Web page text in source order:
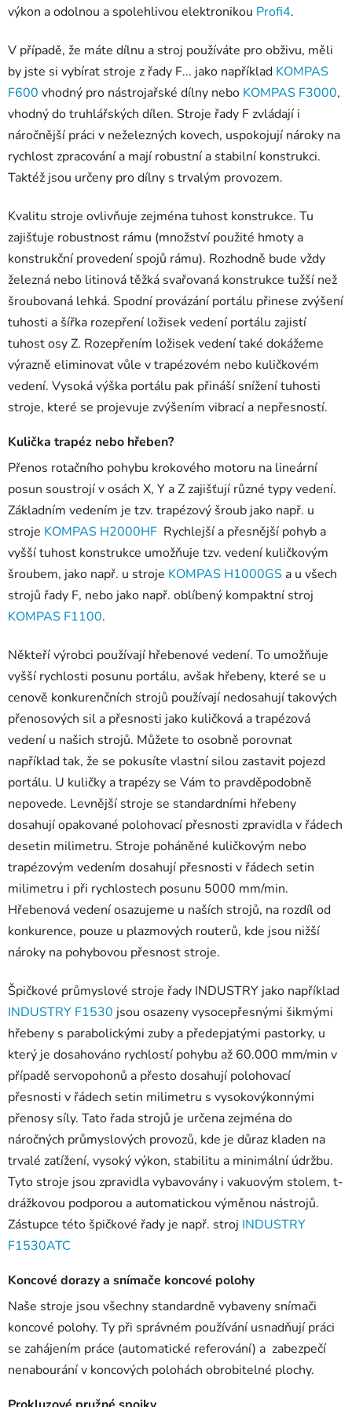
výkon a odolnou a spolehlivou elektronikou Profi4.
V případě, že máte dílnu a stroj používáte pro obživu, měli
by jste si vybírat stroje z řady F... jako například KOMPAS
F600 vhodný pro nástrojařské dílny nebo KOMPAS F3000,
vhodný do truhlářských dílen. Stroje řady F zvládají i
náročnější práci v neželezných kovech, uspokojují nároky na
rychlost zpracování a mají robustní a stabilní konstrukci.
Taktéž jsou určeny pro dílny s trvalým provozem.
Kvalitu stroje ovlivňuje zejména tuhost konstrukce. Tu
zajišťuje robustnost rámu (množství použité hmoty a
konstrukční provedení spojů rámu). Rozhodně bude vždy
železná nebo litinová těžká svařovaná konstrukce tužší než
šroubovaná lehká. Spodní provázání portálu přinese zvýšení
tuhosti a šířka rozepření ložisek vedení portálu zajistí
tuhost osy Z. Rozepřením ložisek vedení také dokážeme
výrazně eliminovat vůle v trapézovém nebo kuličkovém
vedení. Vysoká výška portálu pak přináší snížení tuhosti
stroje, které se projevuje zvýšením vibrací a nepřesností.
Kulička trapéz nebo hřeben?
Přenos rotačního pohybu krokového motoru na lineární
posun soustrojí v osách X, Y a Z zajišťují různé typy vedení.
Základním vedením je tzv. trapézový šroub jako např. u
stroje KOMPAS H2000HF Rychlejší a přesnější pohyb a
vyšší tuhost konstrukce umožňuje tzv. vedení kuličkovým
šroubem, jako např. u stroje KOMPAS H1000GS a u všech
strojů řady F, nebo jako např. oblíbený kompaktní stroj
KOMPAS F1100.
Někteří výrobci používají hřebenové vedení. To umožňuje
vyšší rychlosti posunu portálu, avšak hřebeny, které se u
cenově konkurenčních strojů používají nedosahují takových
přenosových sil a přesnosti jako kuličková a trapézová
vedení u našich strojů. Můžete to osobně porovnat
například tak, že se pokusíte vlastní silou zastavit pojezd
portálu. U kuličky a trapézy se Vám to pravděpodobně
nepovede. Levnější stroje se standardními hřebeny
dosahují opakované polohovací přesnosti zpravidla v řádech
desetin milimetru. Stroje poháněné kuličkovým nebo
trapézovým vedením dosahují přesnosti v řádech setin
milimetru i při rychlostech posunu 5000 mm/min.
Hřebenová vedení osazujeme u naších strojů, na rozdíl od
konkurence, pouze u plazmových routerů, kde jsou nižší
nároky na pohybovou přesnost stroje.
Špičkové průmyslové stroje řady INDUSTRY jako například
INDUSTRY F1530 jsou osazeny vysocepřesnými šikmými
hřebeny s parabolickými zuby a předepjatými pastorky, u
který je dosahováno rychlostí pohybu až 60.000 mm/min v
případě servopohonů a přesto dosahují polohovací
přesnosti v řádech setin milimetru s vysokovýkonnými
přenosy síly. Tato řada strojů je určena zejména do
náročných průmyslových provozů, kde je důraz kladen na
trvalé zatížení, vysoký výkon, stabilitu a minimální údržbu.
Tyto stroje jsou zpravidla vybavovány i vakuovým stolem, t-
drážkovou podporou a automatickou výměnou nástrojů.
Zástupce této špičkové řady je např. stroj INDUSTRY
F1530ATC
Koncové dorazy a snímače koncové polohy
Naše stroje jsou všechny standardně vybaveny snímači
koncové polohy. Ty při správném používání usnadňují práci
se zahájením práce (automatické referování) a zabezpečí
nenabourání v koncových polohách obrobitelné plochy.